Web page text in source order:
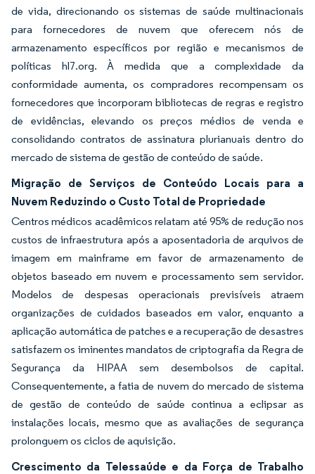
de vida, direcionando os sistemas de saúde multinacionais
para fornecedores de nuvem que oferecem nós de
armazenamento específicos por região e mecanismos de
políticas hl7.org. À medida que a complexidade da
conformidade aumenta, os compradores recompensam os
fornecedores que incorporam bibliotecas de regras e registro
de evidências, elevando os preços médios de venda e
consolidando contratos de assinatura plurianuais dentro do
mercado de sistema de gestão de conteúdo de saúde.
Migração de Serviços de Conteúdo Locais para a
Nuvem Reduzindo o Custo Total de Propriedade
Centros médicos acadêmicos relatam até 95% de redução nos
custos de infraestrutura após a aposentadoria de arquivos de
imagem em mainframe em favor de armazenamento de
objetos baseado em nuvem e processamento sem servidor.
Modelos de despesas operacionais previsíveis atraem
organizações de cuidados baseados em valor, enquanto a
aplicação automática de patches e a recuperação de desastres
satisfazem os iminentes mandatos de criptografia da Regra de
Segurança da HIPAA sem desembolsos de capital.
Consequentemente, a fatia de nuvem do mercado de sistema
de gestão de conteúdo de saúde continua a eclipsar as
instalações locais, mesmo que as avaliações de segurança
prolonguem os ciclos de aquisição.
Crescimento da Telessaúde e da Força de Trabalho